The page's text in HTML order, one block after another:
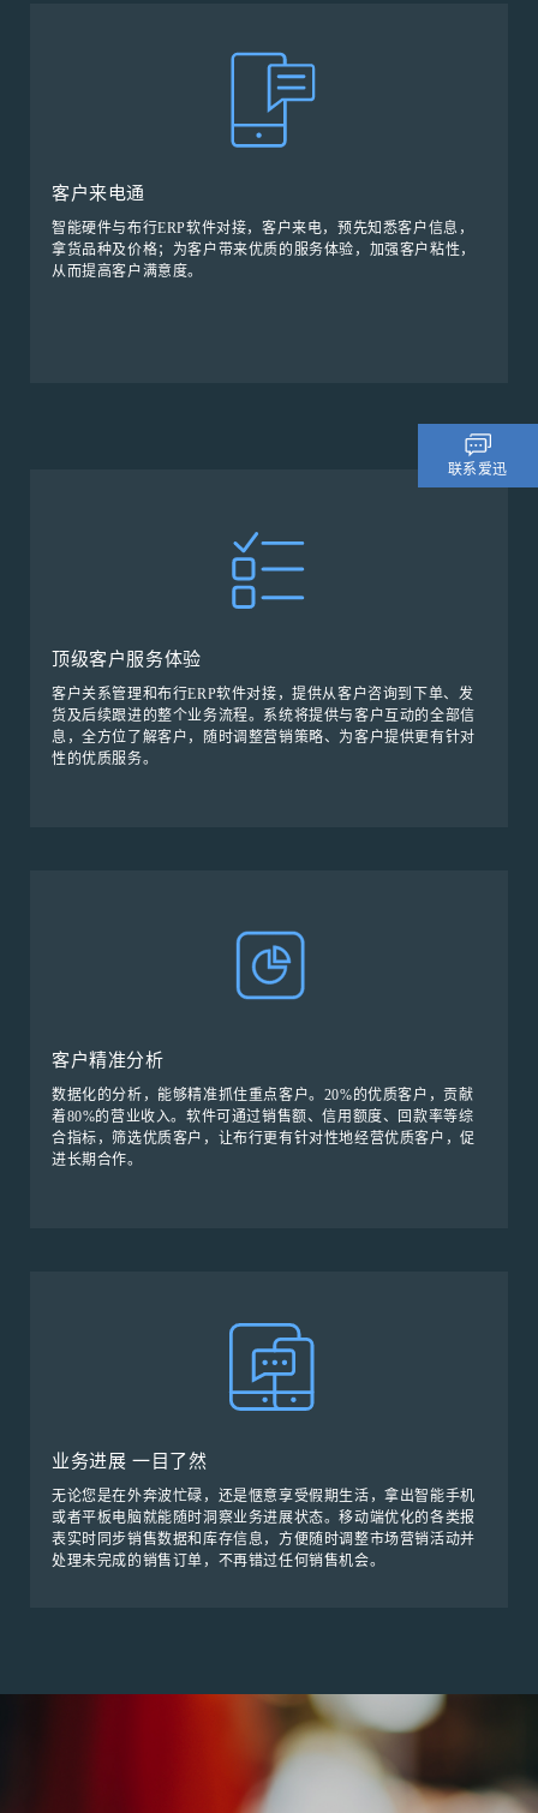
联系爱迅
客户来电通
智能硬件与布行ERP软件对接，客户来电，预先知悉客户信息，
拿货品种及价格；为客户带来优质的服务体验，加强客户粘性，
从而提高客户满意度。
顶级客户服务体验
客户关系管理和布行ERP软件对接，提供从客户咨询到下单、发
货及后续跟进的整个业务流程。系统将提供与客户互动的全部信
息，全方位了解客户，随时调整营销策略、为客户提供更有针对
性的优质服务。
客户精准分析
数据化的分析，能够精准抓住重点客户。20%的优质客户，贡献
着80%的营业收入。软件可通过销售额、信用额度、回款率等综
合指标，筛选优质客户，让布行更有针对性地经营优质客户，促
进长期合作。
业务进展 一目了然
无论您是在外奔波忙碌，还是惬意享受假期生活，拿出智能手机
或者平板电脑就能随时洞察业务进展状态。移动端优化的各类报
表实时同步销售数据和库存信息，方便随时调整市场营销活动并
处理未完成的销售订单，不再错过任何销售机会。